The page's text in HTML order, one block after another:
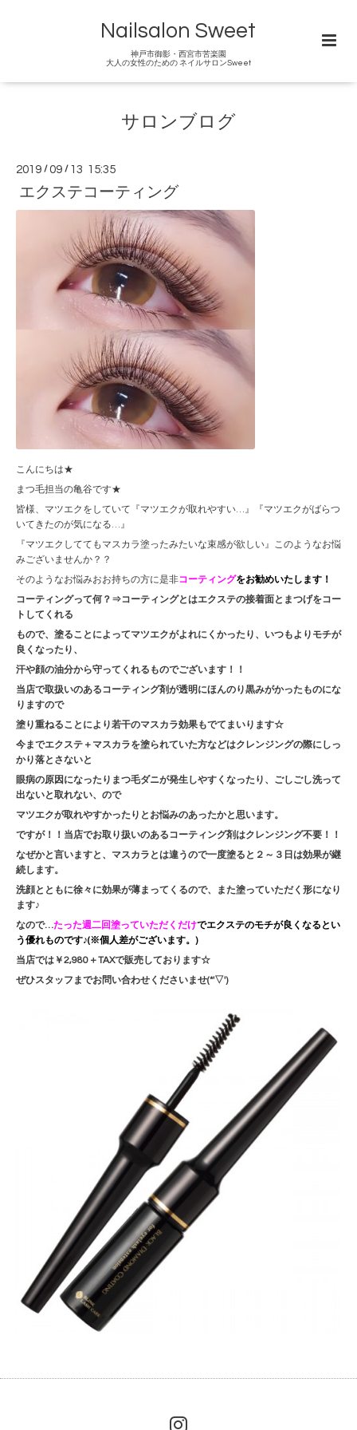
Nailsalon Sweet
神戸市御影・西宮市苦楽園
大人の女性のための ネイルサロンSweet
サロンブログ
2019 /09 / 13 15:35
エクステコーティング
こんにちは★
まつ毛担当の亀谷です★
皆様、マツエクをしていて『マツエクが取れやすい…』『マツエクがばらつ
いてきたのが気になる…』
『マツエクしててもマスカラ塗ったみたいな束感が欲しい』このようなお悩
みございませんか？？
そのようなお悩みおお持ちの方に是非コーティングをお勧めいたします！
コーティングって何？⇒コーティングとはエクステの接着面とまつげをコー
トしてくれる
もので、塗ることによってマツエクがよれにくかったり、いつもよりモチが
良くなったり、
汗や顔の油分から守ってくれるものでございます！！
当店で取扱いのあるコーティング剤が透明にほんのり黒みがかったものにな
りますので
塗り重ねることにより若干のマスカラ効果もでてまいります☆
今までエクステ＋マスカラを塗られていた方などはクレンジングの際にしっ
かり落とさないと
眼病の原因になったりまつ毛ダニが発生しやすくなったり、ごしごし洗って
出ないと取れない、 ので
マツエクが取れやすかったりとお悩みのあったかと思います。
ですが！！当店でお取り扱いのあるコーティング剤はクレンジング不要！！
なぜかと言いますと、マスカラとは違うので一度塗ると２～３日は効果が継
続します。
洗顔とともに徐々に効果が薄まってくるので、また塗っていただく形になり
ます♪
なので…たった週二回塗っていただくだけでエクステのモチが良くなるとい
う優れものです♪(※個人差がございます。)
当店では￥2,980＋TAXで販売しております☆
ぜひスタッフまでお問い合わせくださいませ(*'▽')